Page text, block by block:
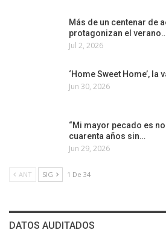
Más de un centenar de
protagonizan el
Jul 2, 2026
‘Home Sweet Home’,
Jun 30, 2026
“Mi mayor pecado es
cuarenta años sin…
Jun 29, 2026
ANT SIG 1 De 34
DATOS AUDITADOS